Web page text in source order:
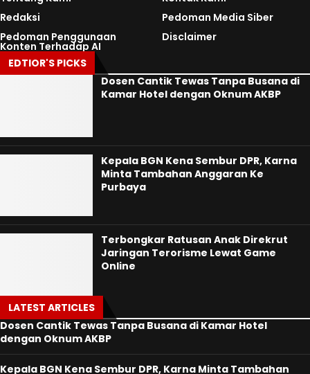
Redaksi
Pedoman Media Siber
Pedoman Penggunaan
Konten Terhadap AI
Disclaimer
EDTIOR'S PICKS
Dosen Cantik Tewas Tanpa Busana di
Kamar Hotel dengan Oknum AKBP
Kepala BGN Kena Sembur DPR, Karna
Minta Tambahan Anggaran Ke
Purbaya
Terbongkar Ratusan Anak Direkrut
Jaringan Terorisme Lewat Game
Online
LATEST ARTICLES
Dosen Cantik Tewas Tanpa Busana di Kamar Hotel
dengan Oknum AKBP
Kepala BGN Kena Sembur DPR, Karna Minta Tambahan